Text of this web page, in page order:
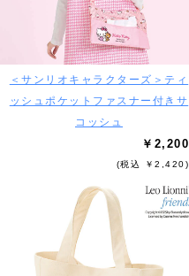
＜サンリオキャラクターズ＞ティ
ッシュポケットファスナー付きサ
コッシュ
￥2,200
(税込 ￥2,420)